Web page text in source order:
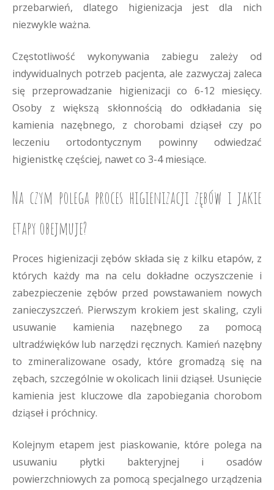
przebarwień, dlatego higienizacja jest dla nich
niezwykle ważna.
Częstotliwość wykonywania zabiegu zależy od
indywidualnych potrzeb pacjenta, ale zazwyczaj zaleca
się przeprowadzanie higienizacji co 6-12 miesięcy.
Osoby z większą skłonnością do odkładania się
kamienia nazębnego, z chorobami dziąseł czy po
leczeniu ortodontycznym powinny odwiedzać
higienistkę częściej, nawet co 3-4 miesiące.
Na czym polega proces higienizacji zębów i jakie
etapy obejmuje?
Proces higienizacji zębów składa się z kilku etapów, z
których każdy ma na celu dokładne oczyszczenie i
zabezpieczenie zębów przed powstawaniem nowych
zanieczyszczeń. Pierwszym krokiem jest skaling, czyli
usuwanie kamienia nazębnego za pomocą
ultradźwięków lub narzędzi ręcznych. Kamień nazębny
to zmineralizowane osady, które gromadzą się na
zębach, szczególnie w okolicach linii dziąseł. Usunięcie
kamienia jest kluczowe dla zapobiegania chorobom
dziąseł i próchnicy.
Kolejnym etapem jest piaskowanie, które polega na
usuwaniu płytki bakteryjnej i osadów
powierzchniowych za pomocą specjalnego urządzenia